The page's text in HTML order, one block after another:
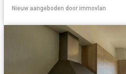
Nieuw aangeboden door immovlan